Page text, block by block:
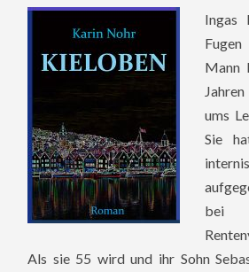
Ingas
Mann
ums
Sie
bei
Als sie 55 wird und ihr Sohn